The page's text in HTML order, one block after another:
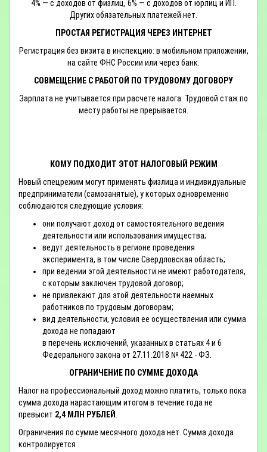
4% — с доходов от физлиц, 6% — с доходов от юрлиц и ИП.
Других обязательных платежей нет.
ПРОСТАЯ РЕГИСТРАЦИЯ ЧЕРЕЗ ИНТЕРНЕТ
Регистрация без визита в инспекцию: в мобильном приложении,
на сайте ФНС России или через банк.
СОВМЕЩЕНИЕ С РАБОТОЙ ПО ТРУДОВОМУ ДОГОВОРУ
Зарплата не учитывается при расчете налога. Трудовой стаж по
месту работы не прерывается.
КОМУ ПОДХОДИТ ЭТОТ НАЛОГОВЫЙ РЕЖИМ
Новый спецрежим могут применять физлица и индивидуальные
предприниматели (самозанятые), у которых одновременно
соблюдаются следующие условия:
они получают доход от самостоятельного ведения
деятельности или использования имущества;
ведут деятельность в регионе проведения
эксперимента, в том числе Свердловская область;
при ведении этой деятельности не имеют работодателя,
с которым заключен трудовой договор;
не привлекают для этой деятельности наемных
работников по трудовым договорам;
вид деятельности, условия ее осуществления или сумма
дохода не попадают
в перечень исключений, указанных в статьях 4 и 6
Федерального закона от 27.11.2018 № 422 - ФЗ.
ОГРАНИЧЕНИЕ ПО СУММЕ ДОХОДА
Налог на профессиональный доход можно платить, только пока
сумма дохода нарастающим итогом в течение года не
превысит 2,4 МЛН РУБЛЕЙ
Ограничения по сумме месячного дохода нет. Сумма дохода
контролируется